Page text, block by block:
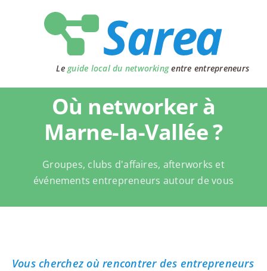
Le guide local du networkingentre entrepreneurs
Où networker à
Marne-la-Vallée ?
Groupes, clubs d'affaires, afterworks et
événements entrepreneurs autour de vous
Vous cherchez où rencontrer des entrepreneurs